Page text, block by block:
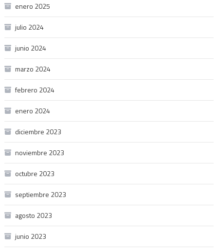
enero 2025
julio 2024
junio 2024
marzo 2024
febrero 2024
enero 2024
diciembre 2023
noviembre 2023
octubre 2023
septiembre 2023
agosto 2023
junio 2023